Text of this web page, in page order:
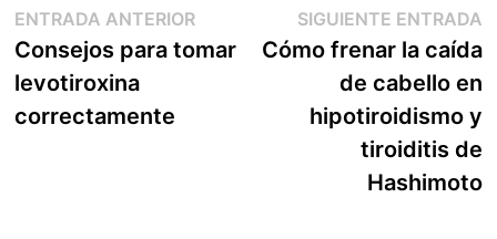
Navegación
de
entradas
ENTRADA ANTERIOREntrada
anterior:
Consejos para tomar
levotiroxina
correctamente
SIGUIENTE ENTRADA
Cómo frenar la caída
de cabello en
hipotiroidismo y
tiroiditis de
Hashimoto